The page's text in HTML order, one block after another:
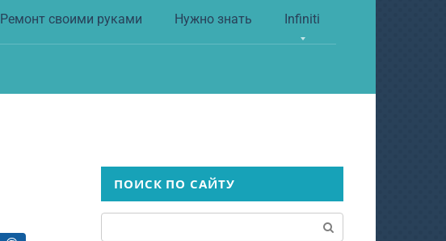
Ремонт своими руками Нужно знать Infiniti
ПОИСК ПО САЙТУ